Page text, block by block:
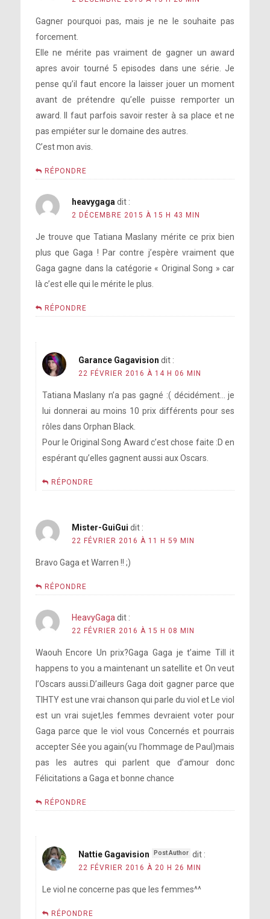
Gagner pourquoi pas, mais je ne le souhaite pas
forcement.
Elle ne mérite pas vraiment de gagner un award
apres avoir tourné 5 episodes dans une série. Je
pense qu’il faut encore la laisser jouer un moment
avant de prétendre qu’elle puisse remporter un
award. Il faut parfois savoir rester à sa place et ne
pas empiéter sur le domaine des autres.
C’est mon avis.
RÉPONDRE
heavygaga dit :
2 DÉCEMBRE 2015 À 15 H 43 MIN
Je trouve que Tatiana Maslany mérite ce prix bien
plus que Gaga ! Par contre j’espère vraiment que
Gaga gagne dans la catégorie « Original Song » car
là c’est elle qui le mérite le plus.
RÉPONDRE
Garance Gagavision dit :
22 FÉVRIER 2016 À 14 H 06 MIN
Tatiana Maslany n’a pas gagné :( décidément… je
lui donnerai au moins 10 prix différents pour ses
rôles dans Orphan Black.
Pour le Original Song Award c’est chose faite :D en
espérant qu’elles gagnent aussi aux Oscars.
RÉPONDRE
Mister-GuiGui dit :
22 FÉVRIER 2016 À 11 H 59 MIN
Bravo Gaga et Warren !! ;)
RÉPONDRE
HeavyGaga dit :
22 FÉVRIER 2016 À 15 H 08 MIN
Waouh Encore Un prix?Gaga Gaga je t’aime Till it
happens to you a maintenant un satellite et On veut
l’Oscars aussi.D’ailleurs Gaga doit gagner parce que
TIHTY est une vrai chanson qui parle du viol et Le viol
est un vrai sujet,les femmes devraient voter pour
Gaga parce que le viol vous Concernés et pourrais
accepter Sée you again(vu l’hommage de Paul)mais
pas les autres qui parlent que d’amour donc
Félicitations a Gaga et bonne chance
RÉPONDRE
Nattie Gagavision dit :
22 FÉVRIER 2016 À 20 H 26 MIN
Le viol ne concerne pas que les femmes^^
RÉPONDRE